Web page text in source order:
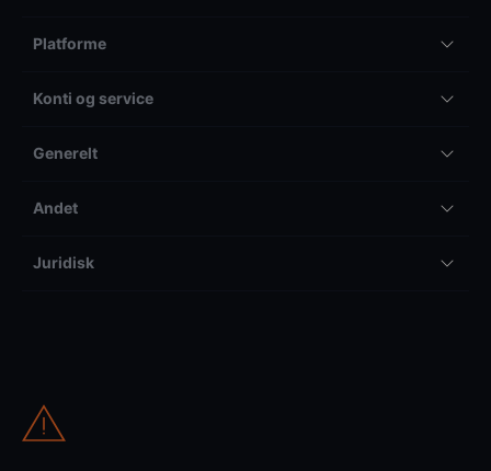
Platforme
Konti og service
Generelt
Andet
Juridisk